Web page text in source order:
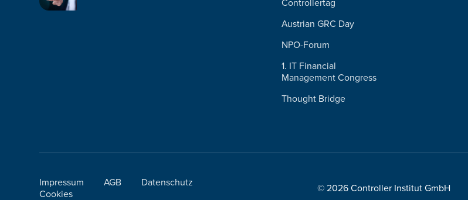
Controllertag
Austrian GRC Day
NPO-Forum
1. IT Financial
Management Congress
Thought Bridge
Impressum AGB
Datenschutz
Cookies
© 2026 Controller Institut GmbH